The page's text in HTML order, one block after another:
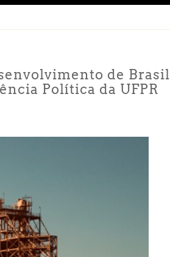
de Brasil
Política da UFPR